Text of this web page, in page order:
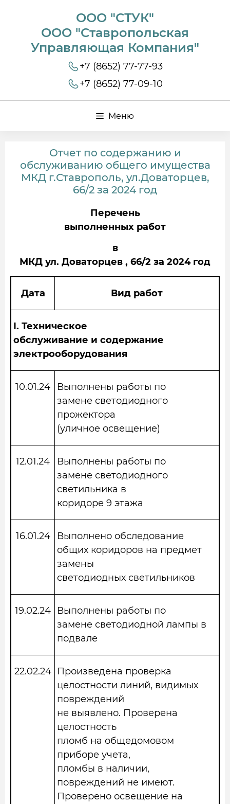
ООО "СТУК"
ООО "Ставропольская
Управляющая Компания"
+7 (8652) 77-77-93
+7 (8652) 77-09-10
Меню
Отчет по содержанию и
обслуживанию общего имущества
МКД г.Ставрополь, ул.Доваторцев,
66/2 за 2024 год
Перечень
выполненных работ
в
МКД ул. Доваторцев , 66/2 за 2024 год
Дата Вид работ
I. Техническое
обслуживание и содержание
электрооборудования
10.01.24
Выполнены работы по
замене светодиодного
прожектора
(уличное освещение)
12.01.24
Выполнены работы по
замене светодиодного
светильника в
коридоре 9 этажа
16.01.24
Выполнено обследование
общих коридоров на предмет
замены
светодиодных светильников
19.02.24
Выполнены работы по
замене светодиодной лампы в
подвале
22.02.24 Произведена проверка
целостности линий, видимых
повреждений
не выявлено. Проверена
целостность
пломб на общедомовом
приборе учета,
пломбы в наличии,
повреждений не имеют.
Проверено освещение на